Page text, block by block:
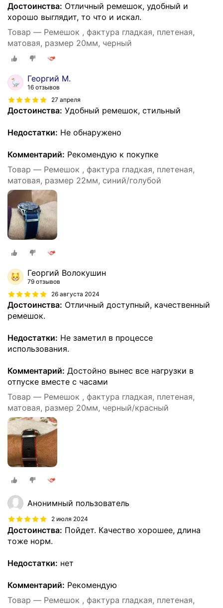
Достоинства: Отличный ремешок, удобный и
хорошо выглядит, то что и искал.
Товар — Ремешок , фактура гладкая, плетеная,
матовая, размер 20мм, черный
Георгий М.
16 отзывов
27 апреля
Достоинства: Удобный ремешок, стильный
Недостатки: Не обнаружено
Комментарий: Рекомендую к покупке
Товар — Ремешок , фактура гладкая, плетеная,
матовая, размер 22мм, синий/голубой
Георгий Волокушин
79 отзывов
26 августа 2024
Достоинства: Отличный доступный, качественный
ремешок.
Недостатки: Не заметил в процессе
использования.
Комментарий: Достойно вынес все нагрузки в
отпуске вместе с часами
Товар — Ремешок , фактура гладкая, плетеная,
матовая, размер 20мм, черный/красный
Анонимный пользователь
2 июля 2024
Достоинства: Пойдет. Качество хорошее, длина
тоже норм.
Недостатки: нет
Комментарий: Рекомендую
Товар — Ремешок , фактура гладкая, плетеная,